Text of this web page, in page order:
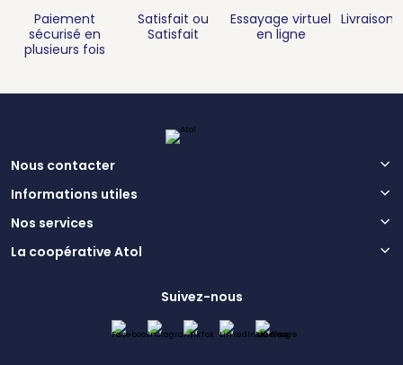
Paiement
sécurisé en
plusieurs fois
Satisfait ou
Satisfait
Essayage virtuel
en ligne
Livraison
Nous contacter
Informations utiles
Nos services
La coopérative Atol
Suivez-nous